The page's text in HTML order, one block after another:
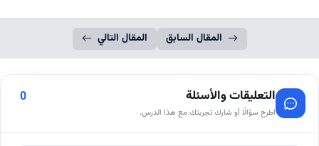
المقال السابق المقال التالي
التعليقات والأسئلة
اطرح سؤالًا أو شارك تجربتك مع هذا الدرس.
0